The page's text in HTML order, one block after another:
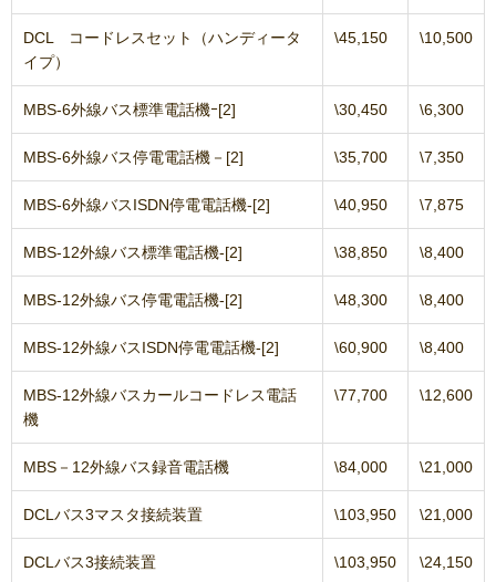
DCL コードレスセット（ハンディータ
イプ）
\45,150 \10,500
MBS-6外線バス標準電話機ｰ[2] \30,450 \6,300
MBS-6外線バス停電電話機－[2] \35,700 \7,350
MBS-6外線バスISDN停電電話機-[2] \40,950 \7,875
MBS-12外線バス標準電話機-[2] \38,850 \8,400
MBS-12外線バス停電電話機-[2] \48,300 \8,400
MBS-12外線バスISDN停電電話機-[2] \60,900 \8,400
MBS-12外線バスカールコードレス電話
機
\77,700 \12,600
MBS－12外線バス録音電話機 \84,000 \21,000
DCLバス3マスタ接続装置 \103,950 \21,000
DCLバス3接続装置 \103,950 \24,150